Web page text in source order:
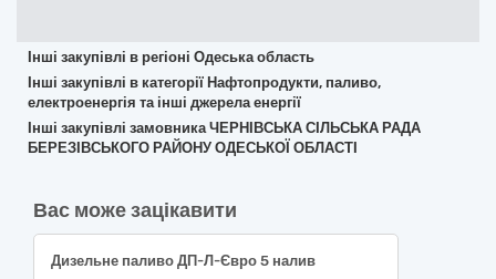
Інші закупівлі в регіоні Одеська область
Інші закупівлі в категорії Нафтопродукти, паливо,
електроенергія та інші джерела енергії
Інші закупівлі замовника ЧЕРНІВСЬКА СІЛЬСЬКА РАДА
БЕРЕЗІВСЬКОГО РАЙОНУ ОДЕСЬКОЇ ОБЛАСТІ
Вас може зацікавити
Дизельне паливо ДП-Л-Євро 5 налив